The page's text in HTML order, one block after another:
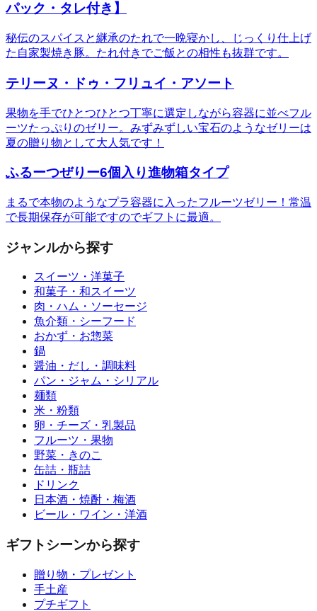
パック・タレ付き】
秘伝のスパイスと継承のたれで一晩寝かし、じっくり仕上げ
た自家製焼き豚。たれ付きでご飯との相性も抜群です。
テリーヌ・ドゥ・フリュイ・アソート
果物を手でひとつひとつ丁寧に選定しながら容器に並べフル
ーツたっぷりのゼリー。みずみずしい宝石のようなゼリーは
夏の贈り物として大人気です！
ふるーつぜりー6個入り進物箱タイプ
まるで本物のようなプラ容器に入ったフルーツゼリー！常温
で長期保存が可能ですのでギフトに最適。
ジャンルから探す
スイーツ・洋菓子
和菓子・和スイーツ
肉・ハム・ソーセージ
魚介類・シーフード
おかず・お惣菜
鍋
醤油・だし・調味料
パン・ジャム・シリアル
麺類
米・粉類
卵・チーズ・乳製品
フルーツ・果物
野菜・きのこ
缶詰・瓶詰
ドリンク
日本酒・焼酎・梅酒
ビール・ワイン・洋酒
ギフトシーンから探す
贈り物・プレゼント
手土産
プチギフト